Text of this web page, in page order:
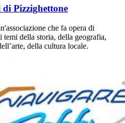
Pizzighettone
che fa opera di
temi della storia, della geografia,
della cultura locale.